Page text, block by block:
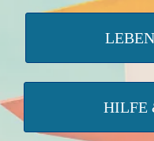
HILFE